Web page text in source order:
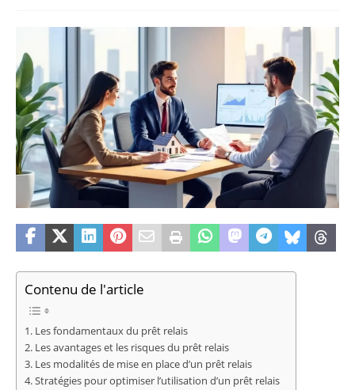
Contenu de l'article
Les fondamentaux du prêt relais
Les avantages et les risques du prêt relais
Les modalités de mise en place d’un prêt relais
Stratégies pour optimiser l’utilisation d’un prêt relais